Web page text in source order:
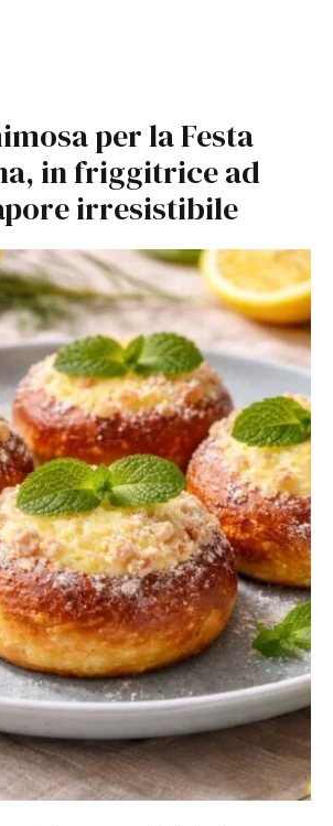
per la Festa
in friggitrice ad
irresistibile